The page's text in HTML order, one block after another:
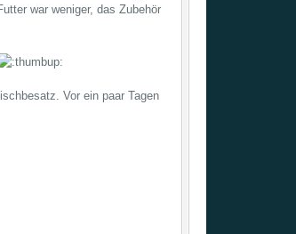
war weniger, das Zubehör
Vor ein paar Tagen